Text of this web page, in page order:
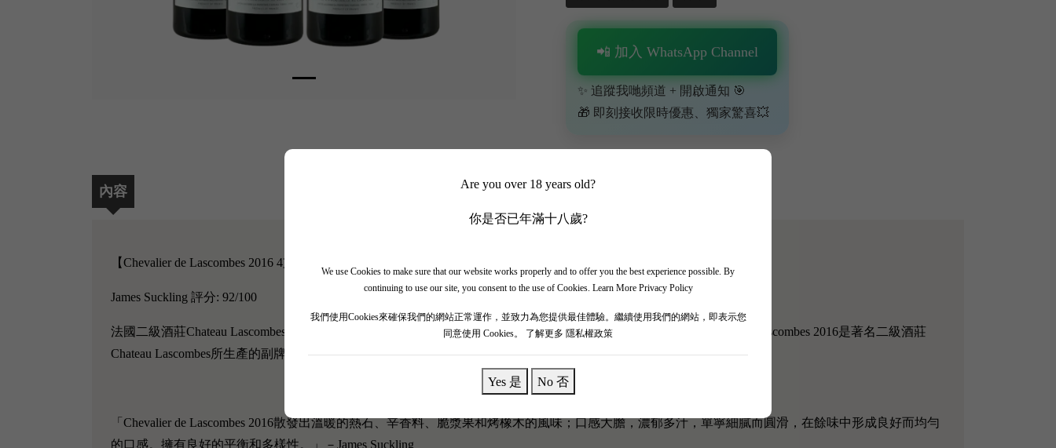
Are you over 18 years old?
你是否已年滿十八歲?
We use Cookies to make sure that our website works properly and to offer you the best experience possible. By
continuing to use our site, you consent to the use of Cookies. Learn More Privacy Policy
我們使用Cookies來確保我們的網站正常運作，並致力為您提供最佳體驗。繼續使用我們的網站，即表示您
同意使用 Cookies。 了解更多 隱私權政策
Yes 是 No 否
📲 加入 WhatsApp Channel
✨ 追蹤我哋頻道 + 開啟通知 🎯
🎁 即刻接收限時優惠、獨家驚喜💥
內容
【Chevalier de Lascombes 2016 4支套裝】
James Suckling 評分: 92/100
法國二級酒莊Chateau Lascombes創於17世紀，是波爾多瑪歌地區的列級酒莊，於1855年被評為二級酒莊。Chevalier de Lascombes 2016是著名二級酒莊
Chateau Lascombes所生產的副牌酒，被譽為是年輕的騎士！
「Chevalier de Lascombes 2016散發出溫暖的熱石、辛香料、脆漿果和烤橡木的風味；口感大膽，濃郁多汁，單寧細膩而圓滑，在餘味中形成良好而均勻
的口感。擁有良好的平衡和多樣性。」－James Suckling